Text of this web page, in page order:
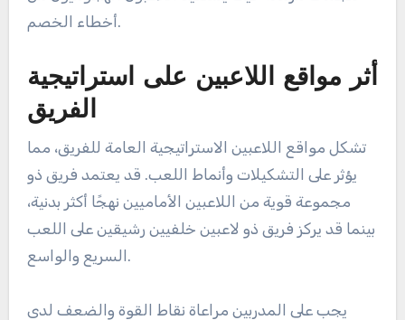
أخطاء الخصم.
أثر مواقع اللاعبين على استراتيجية
الفريق
تشكل مواقع اللاعبين الاستراتيجية العامة للفريق، مما
يؤثر على التشكيلات وأنماط اللعب. قد يعتمد فريق ذو
مجموعة قوية من اللاعبين الأماميين نهجًا أكثر بدنية،
بينما قد يركز فريق ذو لاعبين خلفيين رشيقين على اللعب
السريع والواسع.
يجب على المدربين مراعاة نقاط القوة والضعف لدى